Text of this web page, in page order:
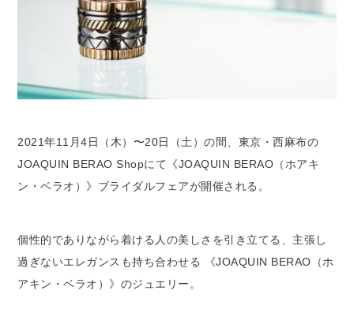
2021年11月4日（木）〜20日（土）の間、東京・西麻布の
JOAQUIN BERAO Shopにて《JOAQUIN BERAO（ホアキ
ン・ベラオ）》ブライダルフェアが開催される。
個性的でありながら着ける人の美しさを引き立てる、主張し
過ぎないエレガンスも持ち合わせる 《JOAQUIN BERAO（ホ
アキン・ベラオ）》のジュエリー。